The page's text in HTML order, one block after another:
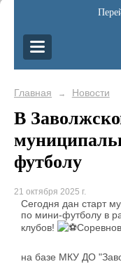
Главная → Новости
В
футболу
21 октября 2025 г.
Сегодня дан старт
по мини-футболу в
клубов!
на базе МКУ ДО